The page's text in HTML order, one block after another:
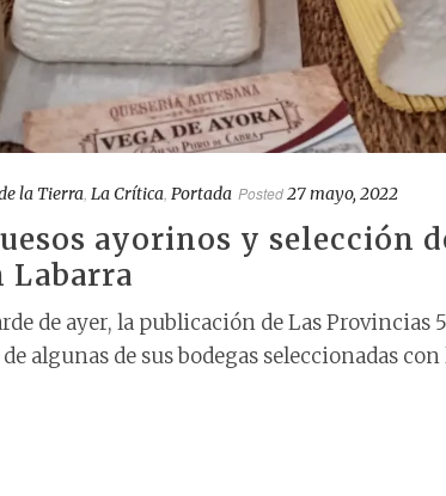
la Tierra La Crítica Portada Posted27 mayo, 2022
ayorinos y selección
Labarra
de ayer, la publicación de Las Provincias
algunas de sus bodegas seleccionadas con